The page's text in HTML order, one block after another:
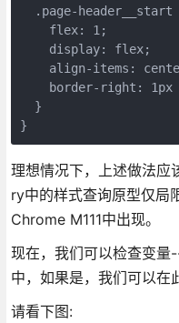
.page-header__start
    flex: 1;
    display: flex;
align-items:
border-right: 1px
  }
}
理想情况下，上述做法应
ry中的样式查询原型仅局
Chrome M111中出现。
现在，我们可以检查变
中，如果是，我们可以在
请看下图: